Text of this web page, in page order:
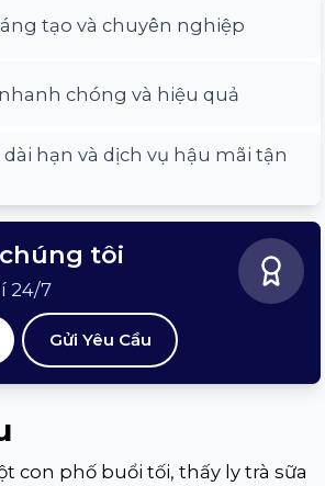
tạo và chuyên nghiệp
chóng và hiệu quả
hạn và dịch vụ hậu mãi tận
tôi
24/7
Gửi Yêu Cầu
con phố buổi tối, thấy ly trà sữa